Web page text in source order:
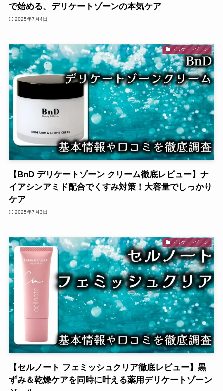
で始める、デリケートゾーンの本気ケア
2025年7月4日
デリケートゾーン
【BnD デリケートゾーン クリーム徹底レビュー】ナ
イアシンアミド配合でくすみ対策！大容量でしっかり
ケア
2025年7月3日
デリケートゾーン
【セルノート フェミッシュクリア徹底レビュー】黒
ずみ＆乾燥ケアを同時に叶える薬用デリケートゾーン